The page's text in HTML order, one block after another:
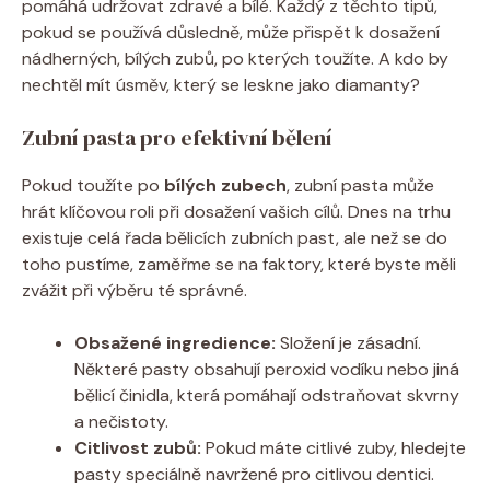
pomáhá udržovat zdravé a bílé. Každý z těchto tipů,
pokud se používá důsledně, může přispět k dosažení
nádherných, bílých zubů, po kterých toužíte. A kdo by
nechtěl mít úsměv, který se leskne jako diamanty?
Zubní pasta pro efektivní bělení
Pokud toužíte po bílých zubech, zubní pasta může
hrát klíčovou roli při dosažení vašich cílů. Dnes na trhu
existuje celá řada bělicích zubních past, ale než se do
toho pustíme, zaměřme se na faktory, které byste měli
zvážit při výběru té správné.
Obsažené ingredience: Složení je zásadní.
Některé pasty obsahují peroxid vodíku nebo jiná
bělicí činidla, která pomáhají odstraňovat skvrny
a nečistoty.
Citlivost zubů: Pokud máte citlivé zuby, hledejte
pasty speciálně navržené pro citlivou dentici.